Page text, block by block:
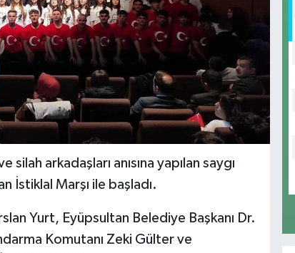
arkadaşları anısına yapılan saygı
İstiklal Marşı ile başladı.
Yurt, Eyüpsultan Belediye Başkanı Dr.
Komutanı Zeki Gülter ve